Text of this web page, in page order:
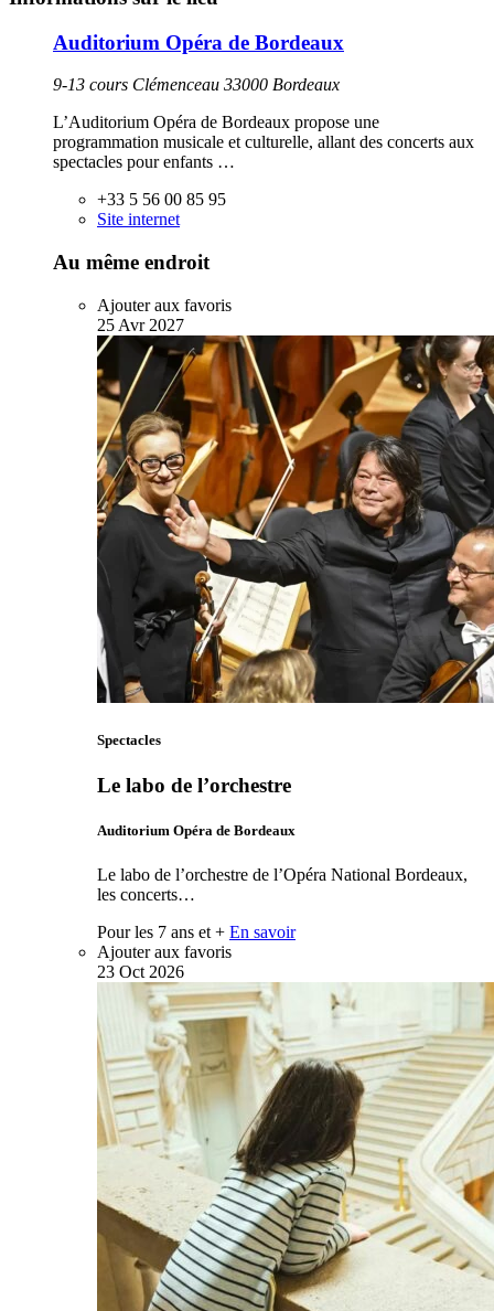
Auditorium Opéra de Bordeaux
9-13 cours Clémenceau 33000 Bordeaux
L’Auditorium Opéra de Bordeaux propose une
programmation musicale et culturelle, allant des concerts aux
spectacles pour enfants …
+33 5 56 00 85 95
Site internet
Au même endroit
Ajouter aux favoris
25 Avr 2027
Spectacles
Le labo de l’orchestre
Auditorium Opéra de Bordeaux
Le labo de l’orchestre de l’Opéra National Bordeaux,
les concerts…
Pour les 7 ans et + En savoir
Ajouter aux favoris
23 Oct 2026